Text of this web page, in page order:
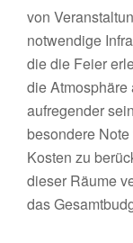
von
notwendige
die die Feier
die Atmosphäre
aufregender
besondere
Kosten zu
dieser Räume
das